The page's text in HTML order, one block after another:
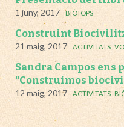
1 juny, 2017 BIÒTOPS
Construint
21 maig, 2017 ACTIVITATS
Sandra Campos
“Construimos
12 maig, 2017 ACTIVITATS